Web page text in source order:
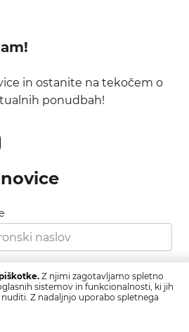
in ostanite na tekočem o
ponudbah!
zasebnosti, ki ga najdete
Z njimi zagotavljamo spletno
sistemov in funkcionalnosti, ki jih
Z nadaljnjo uporabo spletnega